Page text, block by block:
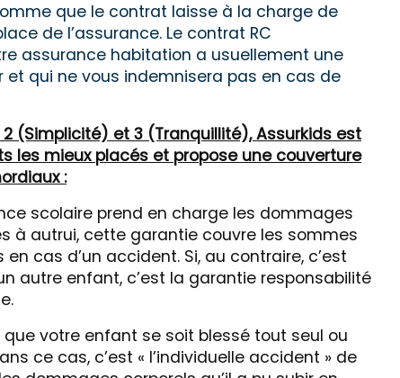
que le contrat laisse à la charge de
de l’assurance. Le contrat RC
assurance habitation a usuellement une
et qui ne vous indemnisera pas en cas de
(Simplicité) et 3 (Tranquillité), Assurkids est
les mieux placés et propose une couverture
:
scolaire prend en charge les dommages
à autrui, cette garantie couvre les sommes
cas d’un accident. Si, au contraire, c’est
autre enfant, c’est la garantie responsabilité
votre enfant se soit blessé tout seul ou
ce cas, c’est « l’individuelle accident » de